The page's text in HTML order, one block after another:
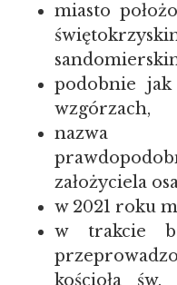
miasto
podobnie
wzgórzach,
nazwa
założyciela
w 2021 roku
w trakcie
kościoła